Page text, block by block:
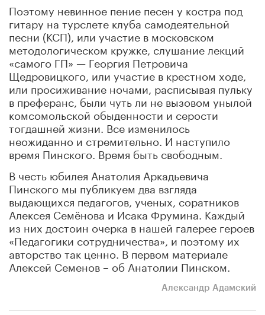
Поэтому невинное пение песен у костра под
гитару на турслете клуба самодеятельной
песни (КСП), или участие в московском
методологическом кружке, слушание лекций
«самого ГП» — Георгия Петровича
Щедровицкого, или участие в крестном ходе,
или просиживание ночами, расписывая пульку
в преферанс, были чуть ли не вызовом унылой
комсомольской обыденности и серости
тогдашней жизни. Все изменилось
неожиданно и стремительно. И наступило
время Пинского. Время быть свободным.
В честь юбилея Анатолия Аркадьевича
Пинского мы публикуем два взгляда
выдающихся педагогов, ученых, соратников
Алексея Семёнова и Исака Фрумина. Каждый
из них достоин очерка в нашей галерее героев
«Педагогики сотрудничества», и поэтому их
авторство так ценно. В первом материале
Алексей Семенов – об Анатолии Пинском.
Александр Адамский